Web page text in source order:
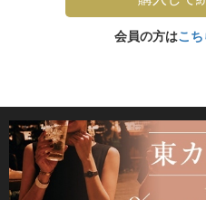
会員の方はこ